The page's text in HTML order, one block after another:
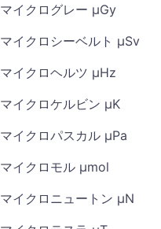
マイクログレー µGy
マイクロシーベルト µSv
マイクロヘルツ µHz
マイクロケルビン µK
マイクロパスカル µPa
マイクロモル µmol
マイクロニュートン µN